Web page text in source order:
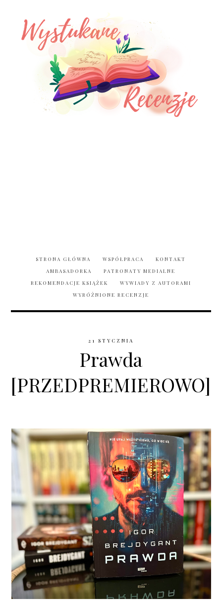
STRONA GŁÓWNA WSPÓŁPRACA
KONTAKT
AMBASADORKA
PATRONATY MEDIALNE
REKOMENDACJE KSIĄŻEK
WYWIADY Z AUTORAMI
WYRÓŻNIONE RECENZJE
21 STYCZNIA
Prawda
[PRZEDPREMIEROWO]